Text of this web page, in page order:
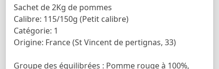
Sachet de 2Kg de pommes
Calibre: 115/150g (Petit calibre)
Catégorie: 1
Origine: France (St Vincent de pertignas, 33)
Groupe des équilibrées : Pomme rouge à 100%,